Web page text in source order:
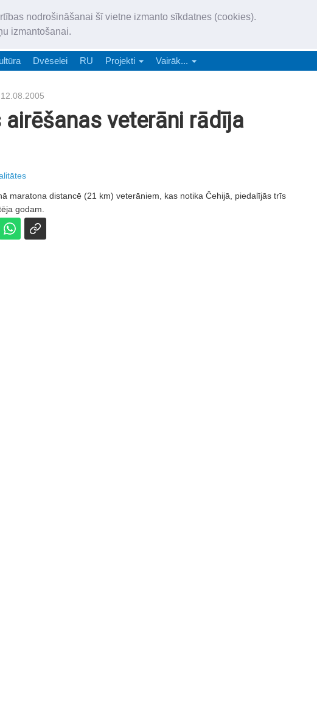
nodrošināšanai šī vietne izmanto sīkdatnes (cookies).
izmantošanai.
„Latgales Laiks” latviešu valodā aptver Daugavpils valstspilsētu,
Dvēselei RU Projekti Vairāk...
12.08.2005
airēšanas veterāni rādīja
maratona distancē (21 km) veterāniem, kas notika Čehijā, piedalījās trīs
godam.